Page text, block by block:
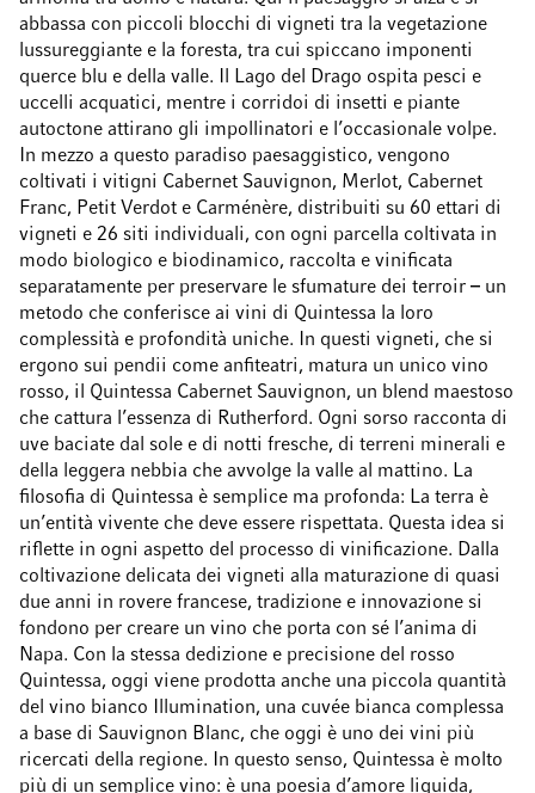
abbassa con piccoli blocchi di vigneti tra la vegetazione
lussureggiante e la foresta, tra cui spiccano imponenti
querce blu e della valle. Il Lago del Drago ospita pesci e
uccelli acquatici, mentre i corridoi di insetti e piante
autoctone attirano gli impollinatori e l’occasionale volpe.
In mezzo a questo paradiso paesaggistico, vengono
coltivati i vitigni Cabernet Sauvignon, Merlot, Cabernet
Franc, Petit Verdot e Carménère, distribuiti su 60 ettari di
vigneti e 26 siti individuali, con ogni parcella coltivata in
modo biologico e biodinamico, raccolta e vinificata
separatamente per preservare le sfumature dei terroir – un
metodo che conferisce ai vini di Quintessa la loro
complessità e profondità uniche. In questi vigneti, che si
ergono sui pendii come anfiteatri, matura un unico vino
rosso, il Quintessa Cabernet Sauvignon, un blend maestoso
che cattura l’essenza di Rutherford. Ogni sorso racconta di
uve baciate dal sole e di notti fresche, di terreni minerali e
della leggera nebbia che avvolge la valle al mattino. La
filosofia di Quintessa è semplice ma profonda: La terra è
un’entità vivente che deve essere rispettata. Questa idea si
riflette in ogni aspetto del processo di vinificazione. Dalla
coltivazione delicata dei vigneti alla maturazione di quasi
due anni in rovere francese, tradizione e innovazione si
fondono per creare un vino che porta con sé l’anima di
Napa. Con la stessa dedizione e precisione del rosso
Quintessa, oggi viene prodotta anche una piccola quantità
del vino bianco Illumination, una cuvée bianca complessa
a base di Sauvignon Blanc, che oggi è uno dei vini più
ricercati della regione. In questo senso, Quintessa è molto
più di un semplice vino: è una poesia d’amore liquida,